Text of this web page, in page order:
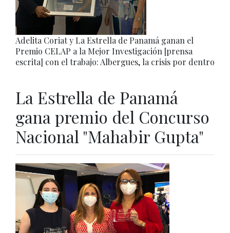
Adelita Coriat y La Estrella de Panamá ganan el
Premio CELAP a la Mejor Investigación [prensa
escrita] con el trabajo: Albergues, la crisis por dentro
La Estrella de Panamá
gana premio del Concurso
Nacional "Mahabir Gupta"